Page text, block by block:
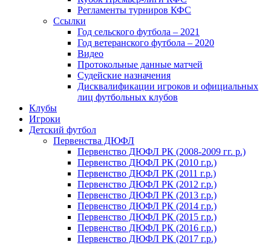
Регламенты турниров КФС
Ссылки
Год сельского футбола – 2021
Год ветеранского футбола – 2020
Видео
Протокольные данные матчей
Судейские назначения
Дисквалификации игроков и официальных
лиц футбольных клубов
Клубы
Игроки
Детский футбол
Первенства ДЮФЛ
Первенство ДЮФЛ РК (2008-2009 гг. р.)
Первенство ДЮФЛ РК (2010 г.р.)
Первенство ДЮФЛ РК (2011 г.р.)
Первенство ДЮФЛ РК (2012 г.р.)
Первенство ДЮФЛ РК (2013 г.р.)
Первенство ДЮФЛ РК (2014 г.р.)
Первенство ДЮФЛ РК (2015 г.р.)
Первенство ДЮФЛ РК (2016 г.р.)
Первенство ДЮФЛ РК (2017 г.р.)